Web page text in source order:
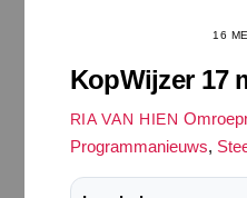
16
KopWijzer 17
RIA VAN HIEN
Programmanieuws,